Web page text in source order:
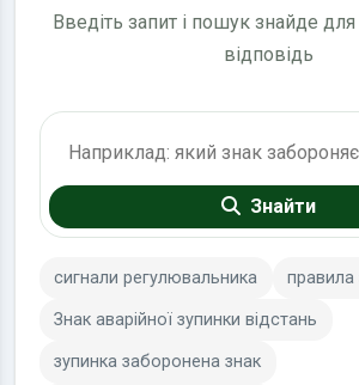
Введіть запит і пошук знайде
відповідь
Знайти
сигнали регулювальника правила
Знак аварійної зупинки відстань
зупинка заборонена знак